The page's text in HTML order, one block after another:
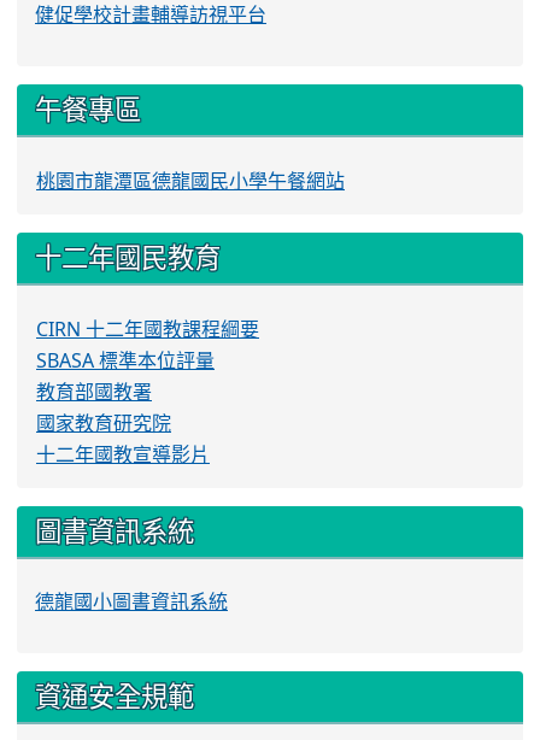
健促學校計畫輔導訪視平台
午餐專區
桃園市龍潭區德龍國民小學午餐網站
十二年國民教育
CIRN 十二年國教課程綱要
SBASA 標準本位評量
教育部國教署
國家教育研究院
十二年國教宣導影片
圖書資訊系統
德龍國小圖書資訊系統
資通安全規範